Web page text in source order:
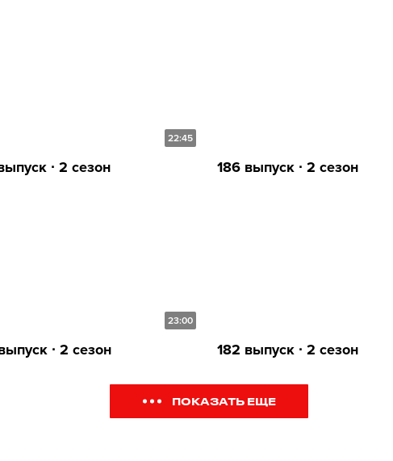
22:45
∙ 2 сезон 186 выпуск ∙ 2 сезон
23:00
∙ 2 сезон 182 выпуск ∙ 2 сезон
ПОКАЗАТЬ ЕЩЕ